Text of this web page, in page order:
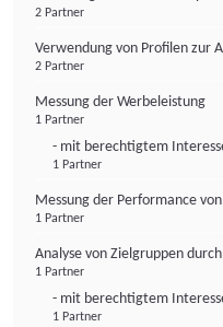
2 Partner
Verwendung von Profilen zur
2 Partner
Messung der Werbeleistung
1 Partner
- mit berechtigtem
1 Partner
Messung der Performance
1 Partner
Analyse von Zielgruppen
1 Partner
- mit berechtigtem
1 Partner